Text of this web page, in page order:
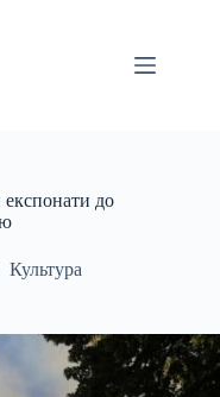
експонати до
Культура